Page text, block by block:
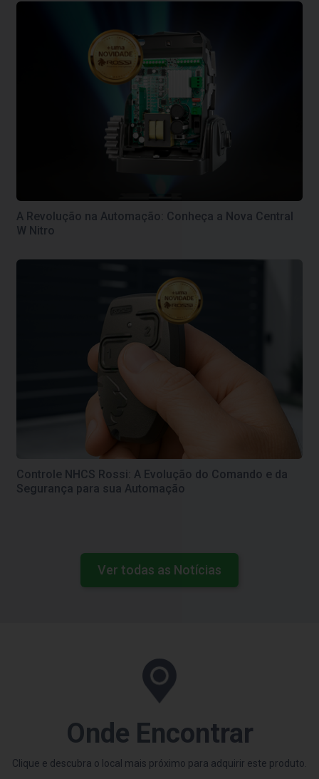
A Revolução na Automação: Conheça a Nova Central
W Nitro
Controle NHCS Rossi: A Evolução do Comando e da
Segurança para sua Automação
Ver todas as Notícias
Onde Encontrar
Clique e descubra o local mais próximo para adquirir este produto.